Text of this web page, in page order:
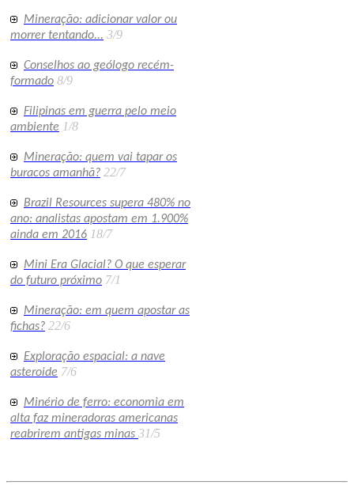
Mineração: adicionar valor ou
morrer tentando... 3/9
Conselhos ao geólogo recém-
formado 8/9
Filipinas em guerra pelo meio
ambiente 1/8
Mineração: quem vai tapar os
buracos amanhã? 22/7
Brazil Resources supera 480% no
ano: analistas apostam em 1.900%
ainda em 2016 18/7
Mini Era Glacial? O que esperar
do futuro próximo 7/1
Mineração: em quem apostar as
fichas? 22/6
Exploração espacial: a nave
asteroide 7/6
Minério de ferro: economia em
alta faz mineradoras americanas
reabrirem antigas minas 31/5